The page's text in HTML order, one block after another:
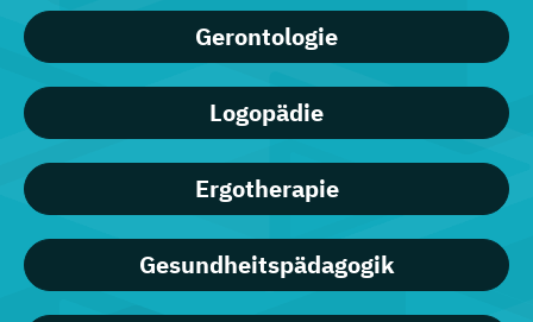
Gerontologie
Logopädie
Ergotherapie
Gesundheitspädagogik